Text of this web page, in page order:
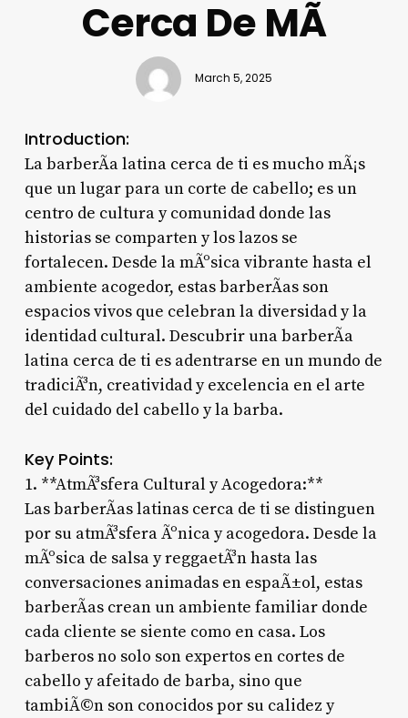
Cerca De MÃ­
March 5, 2025
Introduction:
La barberÃ­a latina cerca de ti es mucho mÃ¡s
que un lugar para un corte de cabello; es un
centro de cultura y comunidad donde las
historias se comparten y los lazos se
fortalecen. Desde la mÃºsica vibrante hasta el
ambiente acogedor, estas barberÃ­as son
espacios vivos que celebran la diversidad y la
identidad cultural. Descubrir una barberÃ­a
latina cerca de ti es adentrarse en un mundo de
tradiciÃ³n, creatividad y excelencia en el arte
del cuidado del cabello y la barba.
Key Points:
1. **AtmÃ³sfera Cultural y Acogedora:**
Las barberÃ­as latinas cerca de ti se distinguen
por su atmÃ³sfera Ãºnica y acogedora. Desde la
mÃºsica de salsa y reggaetÃ³n hasta las
conversaciones animadas en espaÃ±ol, estas
barberÃ­as crean un ambiente familiar donde
cada cliente se siente como en casa. Los
barberos no solo son expertos en cortes de
cabello y afeitado de barba, sino que
tambiÃ©n son conocidos por su calidez y